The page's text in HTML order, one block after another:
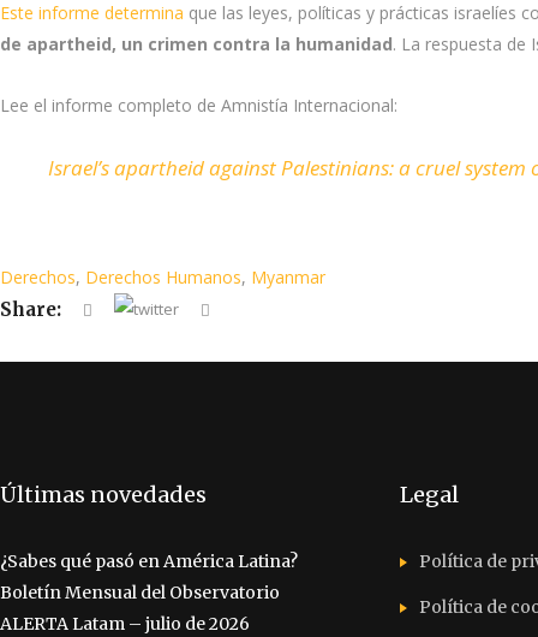
Este informe determina que las leyes, políticas y prácticas israelíes
de apartheid, un crimen contra la humanidad. La respuesta de
Lee el informe completo de Amnistía Internacional:
Israel’s apartheid against Palestinians: a cruel
Derechos, Derechos Humanos, Myanmar
Share:
Últimas novedades
¿Sabes qué pasó en América Latina?
Boletín Mensual del Observatorio
ALERTA Latam – julio de 2026
Legal
Política de
Política de